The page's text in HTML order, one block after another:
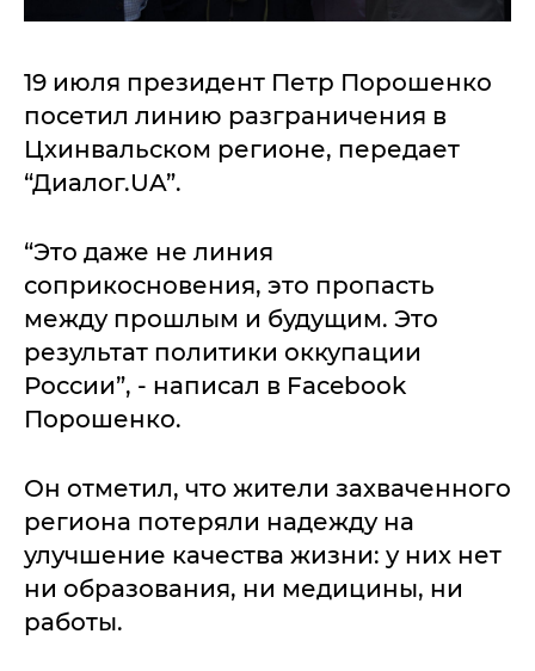
19 июля президент Петр Порошенко
посетил линию разграничения в
Цхинвальском регионе, передает
“Диалог.UA”.
“Это даже не линия
соприкосновения, это пропасть
между прошлым и будущим. Это
результат политики оккупации
России”, - написал в Facebook
Порошенко.
Он отметил, что жители захваченного
региона потеряли надежду на
улучшение качества жизни: у них нет
ни образования, ни медицины, ни
работы.